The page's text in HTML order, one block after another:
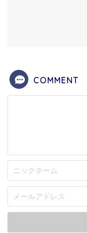
COMMENT